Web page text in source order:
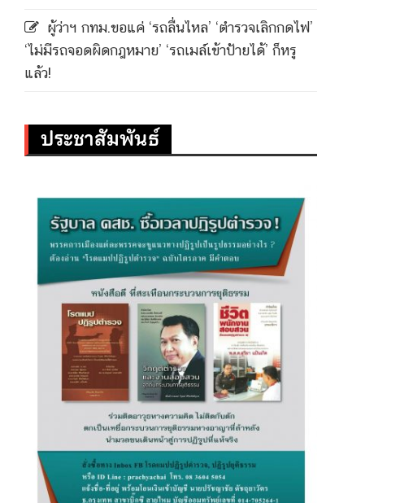
ผู้ว่าฯ กทม.ขอแค่ ‘รถลื่นไหล’ ‘ตำรวจเลิกกดไฟ’
‘ไม่มีรถจอดผิดกฎหมาย’ ‘รถเมล์เข้าป้ายได้’ ก็หรู
แล้ว!
ประชาสัมพันธ์